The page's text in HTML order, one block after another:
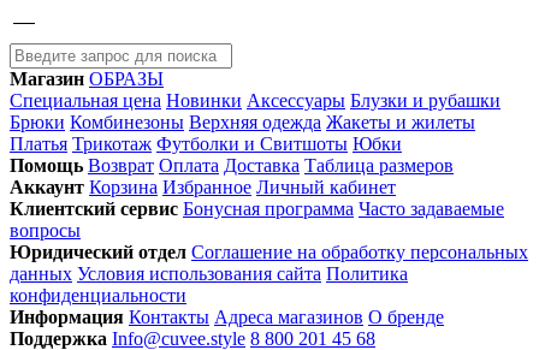
Магазин ОБРАЗЫ
Специальная цена Новинки Аксессуары Блузки и рубашки
Брюки Комбинезоны Верхняя одежда Жакеты и жилеты
Платья Трикотаж Футболки и Свитшоты Юбки
Помощь Возврат Оплата Доставка Таблица размеров
Аккаунт Корзина Избранное Личный кабинет
Клиентский сервис Бонусная программа Часто задаваемые
вопросы
Юридический отдел Соглашение на обработку персональных
данных Условия использования сайта Политика
конфиденциальности
Информация Контакты Адреса магазинов О бренде
Поддержка Info@cuvee.style 8 800 201 45 68